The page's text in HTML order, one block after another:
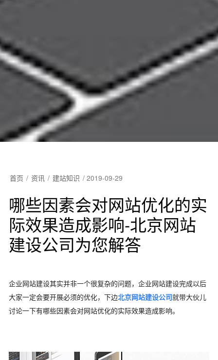
首页 / 资讯 / 建站知识 / 2019-09-29
哪些因素会对网站优化的实
际效果造成影响-北京网站
建设公司为您解答
企业网站建设其实并非一个很复杂的问题，企业网站建设完成以后
大家一定会要开展必须的优化，下边北京网站建设公司就带大伙儿
讨论一下有哪些因素会对网站优化的实际效果造成影响。